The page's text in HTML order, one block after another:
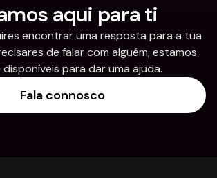
aqui para ti
encontrar uma resposta para a tua
de falar com alguém, estamos
para dar uma ajuda.
Fala connosco